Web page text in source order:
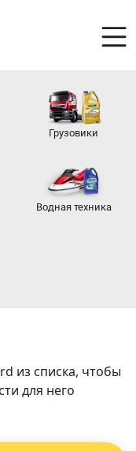
Грузовики
Водная техника
из списка, чтобы
для него